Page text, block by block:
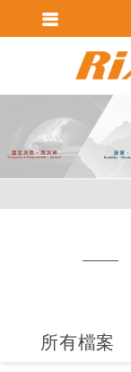
所有檔案